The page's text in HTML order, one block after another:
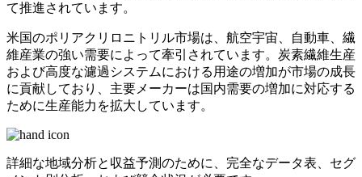
て推進されています。
米国のポリアクリロニトリル市場は、航空宇宙、自動車、繊
維産業の強い需要によって牽引されています。炭素繊維生産
および高度な濾過システムにおける用途の増加が市場の成長
に貢献しており、主要メーカーは国内需要の増加に対応する
ために生産能力を拡大しています。
詳細な地域分析と収益予測のために、 完全なデータ表、セグ